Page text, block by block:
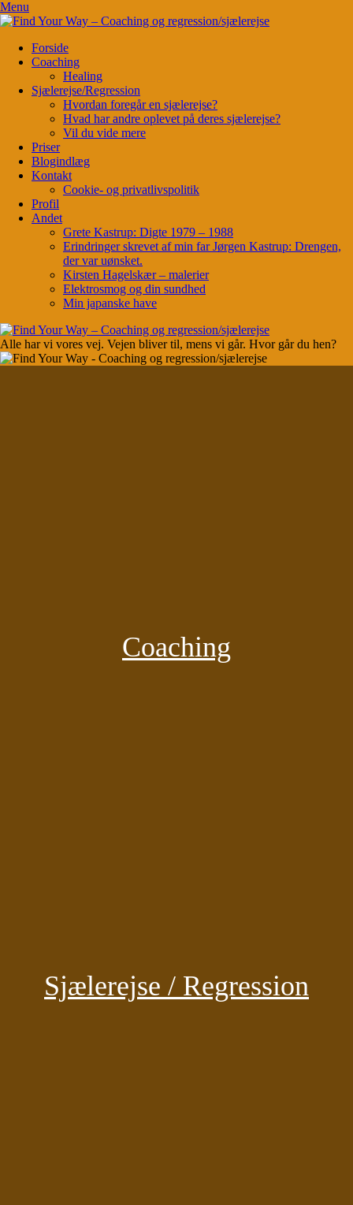
Menu
Forside
Coaching
Healing
Sjælerejse/Regression
Hvordan foregår en sjælerejse?
Hvad har andre oplevet på deres sjælerejse?
Vil du vide mere
Priser
Blogindlæg
Kontakt
Cookie- og privatlivspolitik
Profil
Andet
Grete Kastrup: Digte 1979 – 1988
Erindringer skrevet af min far Jørgen Kastrup: Drengen,
der var uønsket.
Kirsten Hagelskær – malerier
Elektrosmog og din sundhed
Min japanske have
Alle har vi vores vej. Vejen bliver til, mens vi går. Hvor går du hen?
Coaching
Sjælerejse / Regression